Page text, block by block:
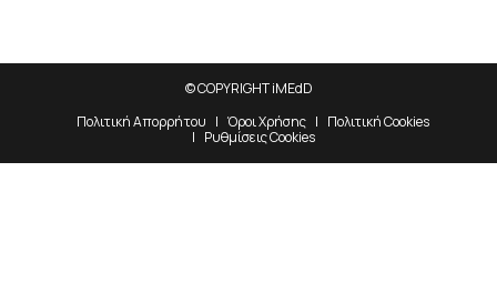
© COPYRIGHT iMEdD
Πολιτική Απορρήτου
Όροι Χρήσης
Πολιτική Cookies
Ρυθμίσεις Cookies